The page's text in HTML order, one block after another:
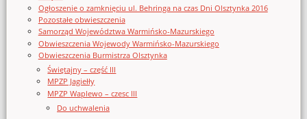
Ogłoszenie o zamknięciu ul. Behringa na czas Dni Olsztynka 2016
Pozostałe obwieszczenia
Samorząd Województwa Warmińsko-Mazurskiego
Obwieszczenia Wojewody Warmińsko-Mazurskiego
Obwieszczenia Burmistrza Olsztynka
Świętajny – część III
MPZP Jagiełły
MPZP Waplewo – czesc III
Do uchwalenia